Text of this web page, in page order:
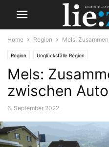
Home Region Mels:
Region Unglücksfälle Region
Mels:
zwischen
6. September 2022